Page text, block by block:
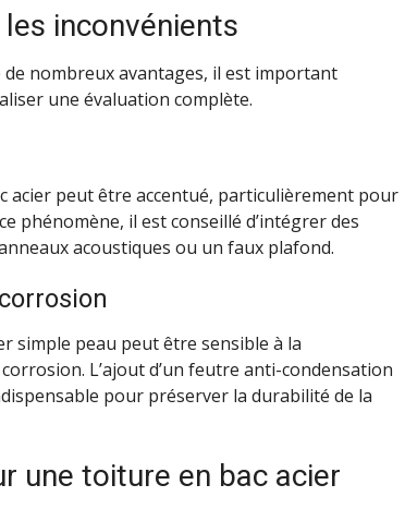
inconvénients
nombreux avantages, il est important
une évaluation complète.
acier peut être accentué, particulièrement pour
phénomène, il est conseillé d’intégrer des
acoustiques ou un faux plafond.
simple peau peut être sensible à la
L’ajout d’un feutre anti-condensation
pour préserver la durabilité de la
une toiture en bac acier